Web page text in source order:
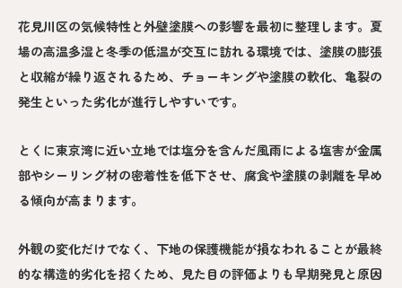
花見川区の気候特性と外壁塗膜への影響を最初に整理します。夏
場の高温多湿と冬季の低温が交互に訪れる環境では、塗膜の膨張
と収縮が繰り返されるため、チョーキングや塗膜の軟化、亀裂の
発生といった劣化が進行しやすいです。
とくに東京湾に近い立地では塩分を含んだ風雨による塩害が金属
部やシーリング材の密着性を低下させ、腐食や塗膜の剥離を早め
る傾向が高まります。
外観の変化だけでなく、下地の保護機能が損なわれることが最終
的な構造的劣化を招くため、見た目の評価よりも早期発見と原因